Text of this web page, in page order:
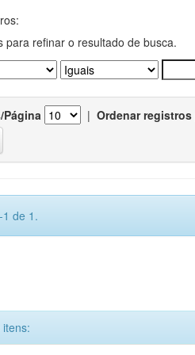
para refinar o resultado de busca.
Página | Ordenar
de 1.